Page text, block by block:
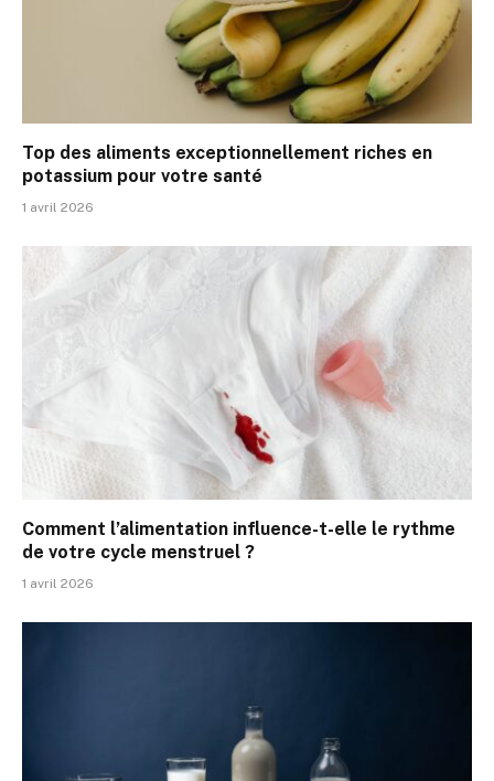
Top des aliments exceptionnellement riches en
potassium pour votre santé
1 avril 2026
Comment l’alimentation influence-t-elle le rythme
de votre cycle menstruel ?
1 avril 2026